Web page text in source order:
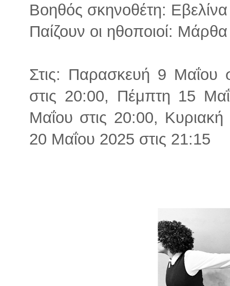
Βοηθός σκηνοθέτη:
Παίζουν οι ηθοποιοί:
Στις: Παρασκευή 9 Μαΐου
στις 20:00, Πέμπτη 15
Μαΐου στις 20:00,
20 Μαΐου 2025 στις 21:15